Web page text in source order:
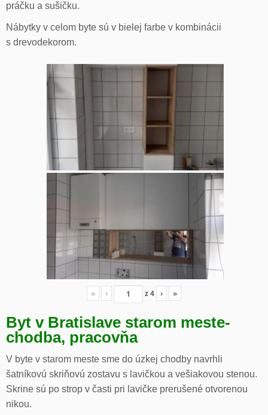
práčku a sušičku.
Nábytky v celom byte sú v bielej farbe v kombinácii
s drevodekorom.
« ‹ z4 › »
Byt v Bratislave starom meste-
chodba, pracovňa
V byte v starom meste sme do úzkej chodby navrhli
šatníkovú skriňovú zostavu s lavičkou a vešiakovou stenou.
Skrine sú po strop v časti pri lavičke prerušené otvorenou
nikou.